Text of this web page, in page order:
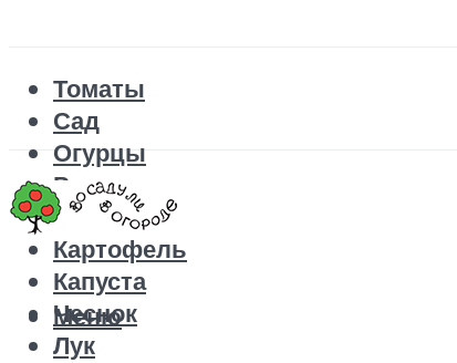
Томаты
Сад
Огурцы
Рецепты
Перец
Картофель
Капуста
Чеснок
Лук
Меню